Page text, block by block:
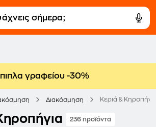
γραφείου -30%
Διακόσμηση Κεριά &
236 προϊόντα